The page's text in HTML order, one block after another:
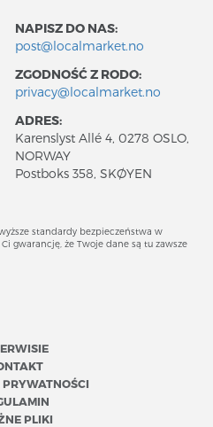
NAPISZ DO NAS:
post@localmarket.no
ZGODNOŚĆ Z RODO:
privacy@localmarket.no
ADRES:
Karenslyst Allé 4, 0278 OSLO,
NORWAY
Postboks 358, SKØYEN
standardy bezpieczeństwa w
gwarancję, że Twoje dane są tu zawsze
PLIKI